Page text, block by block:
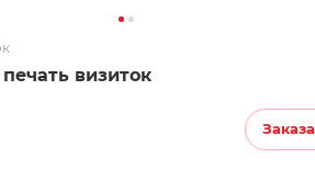
визиток